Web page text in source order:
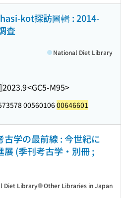
kot探訪圖輯 : 2014-
査
2023.9<GC5-M95>
National Diet Library
0056010600646601
古学の最前線 : 今世紀に
展 (季刊考古学・別冊 ;
Diet Library Other Libraries in Japan